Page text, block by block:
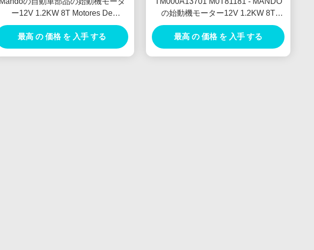
ー12V 1.2KW 8T Motores De
Arranque
最高 の 価格 を 入手 する
の始動機モーター12V 1.2KW 8T
MOTORES DE ARRANQUE
最高 の 価格 を 入手 する